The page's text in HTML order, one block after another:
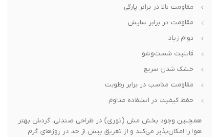
مقاومت بالا در برابر پارگی
مقاومت در برابر سایش
دوام زیاد
قابلیت شست‌وشو
خشک شدن سریع
مقاومت مناسب در برابر رطوبت
حفظ کیفیت در استفاده مداوم
همچنین وجود بخش مش (توری) در طراحی صندلی، گردش بهتر
هوا را امکان‌پذیر می‌کند و از تعریق بیش از حد در روزهای گرم